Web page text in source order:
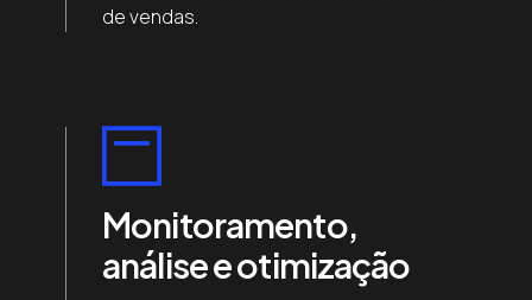
de vendas.
Monitoramento,
análise e otimização